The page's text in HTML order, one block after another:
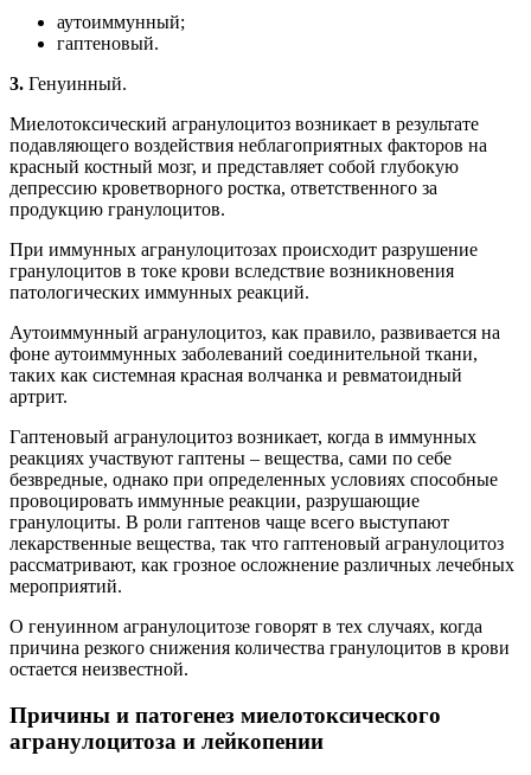
аутоиммунный;
гаптеновый.
3. Генуинный.
Миелотоксический агранулоцитоз возникает в результате
подавляющего воздействия неблагоприятных факторов на
красный костный мозг, и представляет собой глубокую
депрессию кроветворного ростка, ответственного за
продукцию гранулоцитов.
При иммунных агранулоцитозах происходит разрушение
гранулоцитов в токе крови вследствие возникновения
патологических иммунных реакций.
Аутоиммунный агранулоцитоз, как правило, развивается на
фоне аутоиммунных заболеваний соединительной ткани,
таких как системная красная волчанка и ревматоидный
артрит.
Гаптеновый агранулоцитоз возникает, когда в иммунных
реакциях участвуют гаптены – вещества, сами по себе
безвредные, однако при определенных условиях способные
провоцировать иммунные реакции, разрушающие
гранулоциты. В роли гаптенов чаще всего выступают
лекарственные вещества, так что гаптеновый агранулоцитоз
рассматривают, как грозное осложнение различных лечебных
мероприятий.
О генуинном агранулоцитозе говорят в тех случаях, когда
причина резкого снижения количества гранулоцитов в крови
остается неизвестной.
Причины и патогенез миелотоксического
агранулоцитоза и лейкопении